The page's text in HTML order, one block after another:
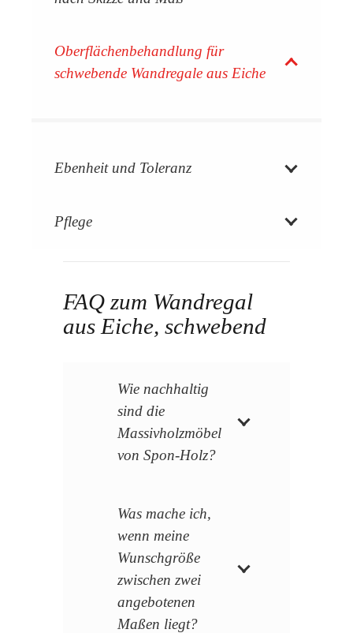
Oberflächenbehandlung für
schwebende Wandregale aus Eiche
Ebenheit und Toleranz
Pflege
FAQ zum Wandregal
aus Eiche, schwebend
Wie nachhaltig
sind die
Massivholzmöbel
von Spon-Holz?
Was mache ich,
wenn meine
Wunschgröße
zwischen zwei
angebotenen
Maßen liegt?